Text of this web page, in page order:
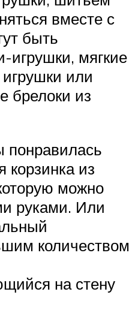
вместе с
быть
игрушки, мягкие
или
брелоки из
понравилась
корзинка из
можно
руками. Или
количеством
на стену